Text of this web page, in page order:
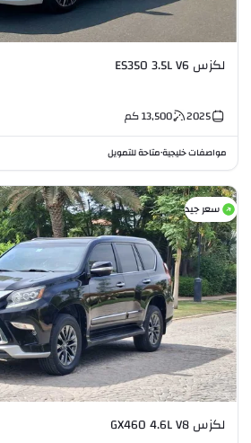
لكزس ES350 3.5L V6
2025
13,500كم
مواصفات خليجية•متاحة للتمويل
سعر جيد
لكزس GX460 4.6L V8